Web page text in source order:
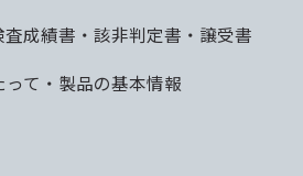
成績書・該非判定書・譲受書
て・製品の基本情報